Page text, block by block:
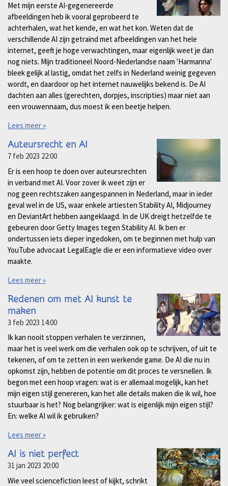
Met mijn eerste AI-gegenereerde
afbeeldingen heb ik vooral geprobeerd te
achterhalen, wat het kende, en wat het kon. Weten dat de
verschillende AI zijn getraind met afbeeldingen van het hele
internet, geeft je hoge verwachtingen, maar eigenlijk weet je dan
nog niets. Mijn traditioneel Noord-Nederlandse naam 'Harmanna'
bleek gelijk al lastig, omdat het zelfs in Nederland weinig gegeven
wordt, en daardoor op het internet nauwelijks bekend is. De AI
dachten aan alles (gerechten, dorpjes, inscripties) maar niet aan
een vrouwennaam, dus moest ik een beetje helpen.
Lees meer »
Auteursrecht en AI
7 feb 2023 22:00
Er is een hoop te doen over auteursrechten
in verband met AI. Voor zover ik weet zijn er
nog geen rechtszaken aangespannen in Nederland, maar in ieder
geval wel in de US, waar enkele artiesten Stability AI, Midjourney
en DeviantArt hebben aangeklaagd. In de UK dreigt hetzelfde te
gebeuren door Getty Images tegen Stability AI. Ik ben er
ondertussen iets dieper ingedoken, om te beginnen met hulp van
YouTube advocaat LegalEagle die er een informatieve video over
maakte.
Lees meer »
Redenen om met AI kunst te
maken
3 feb 2023 14:00
Ik kan nooit stoppen verhalen te verzinnen,
maar het is veel werk om die verhalen ook op te schrijven, of uit te
tekenen, of om te zetten in een werkende game. De AI die nu in
opkomst zijn, hebben de potentie om dit proces te versnellen. Ik
begon met een hoop vragen: wat is er allemaal mogelijk, kan het
mijn eigen stijl genereren, kan het alle details maken die ik wil, hoe
stuurbaar is het? Nog belangrijker: wat is eigenlijk mijn eigen stijl?
En: welke AI wil ik gebruiken?
Lees meer »
AI is niet perfect
31 jan 2023 20:00
Wie veel sciencefiction leest of kijkt, schrikt